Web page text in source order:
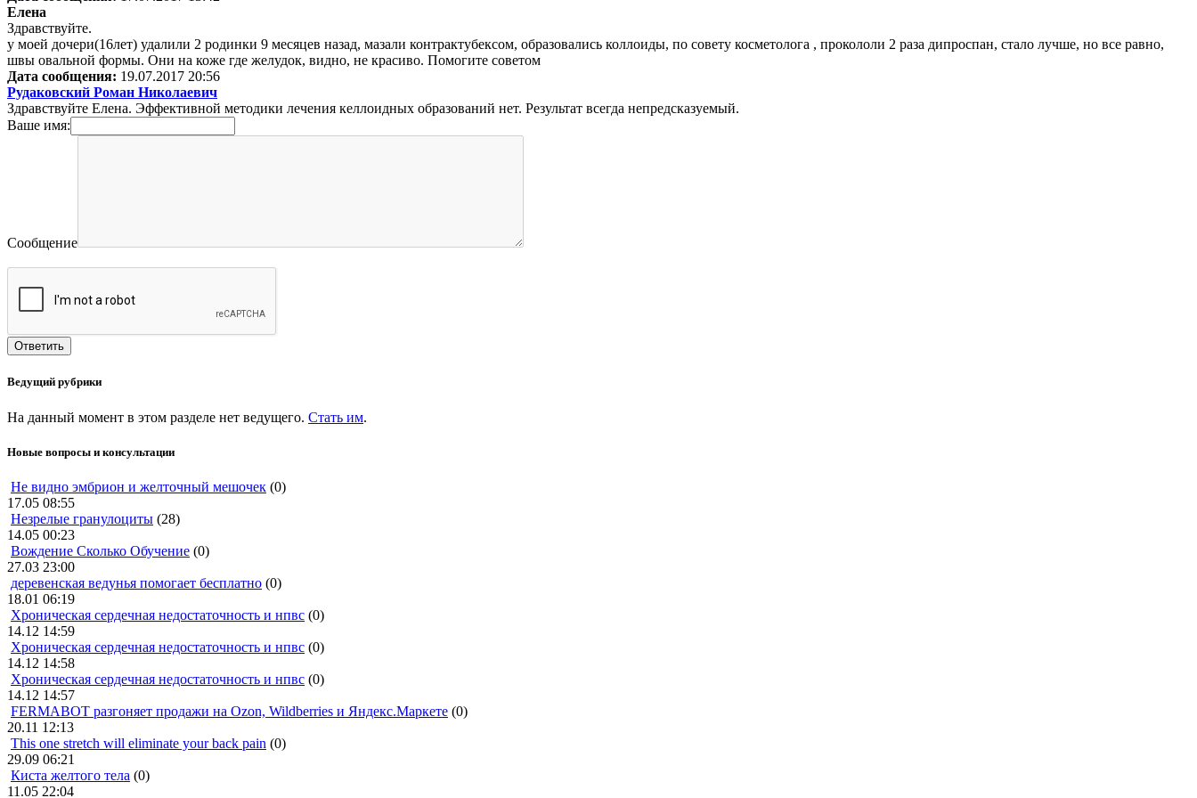
Елена
Здравствуйте.
у моей дочери(16лет) удалили 2 родинки 9 месяцев назад, мазали контрактубексом, образовались коллоиды, по совету косметолога , прокололи 2 раза дипроспан, стало лучше, но все равно,
швы овальной формы. Они на коже где желудок, видно, не красиво. Помогите советом
Дата сообщения: 19.07.2017 20:56
Рудаковский Роман Николаевич
Здравствуйте Елена. Эффективной методики лечения келлоидных образований нет. Результат всегда непредсказуемый.
Ваше имя:
Сообщение
Ведущий рубрики
На данный момент в этом разделе нет ведущего. Стать им.
Новые вопросы и консультации
Не видно эмбрион и желточный мешочек (0)
17.05 08:55
Незрелые гранулоциты (28)
14.05 00:23
Вождение Сколько Обучение (0)
27.03 23:00
деревенская ведунья помогает бесплатно (0)
18.01 06:19
Хроническая сердечная недостаточность и нпвс (0)
14.12 14:59
Хроническая сердечная недостаточность и нпвс (0)
14.12 14:58
Хроническая сердечная недостаточность и нпвс (0)
14.12 14:57
FERMABOT разгоняет продажи на Ozon, Wildberries и Яндекс.Маркете (0)
20.11 12:13
This one stretch will eliminate your back pain (0)
29.09 06:21
Киста желтого тела (0)
11.05 22:04